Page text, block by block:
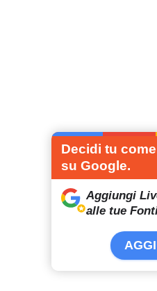
Decidi tu
su Google.
Aggiungi
alle tue